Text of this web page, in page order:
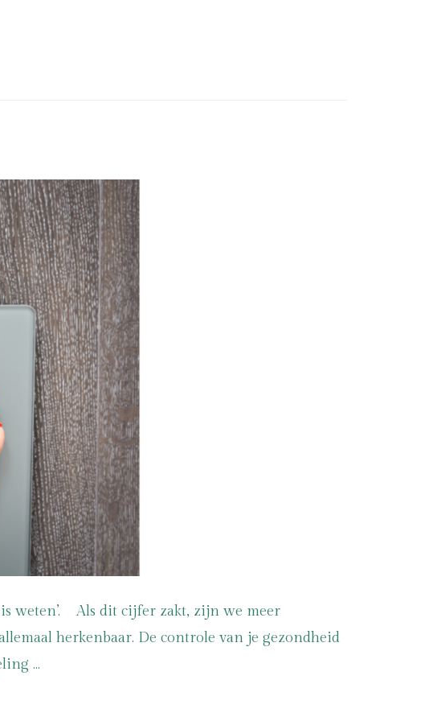
weten’. Als dit cijfer zakt, zijn we meer
herkenbaar. De controle van je gezondheid
…